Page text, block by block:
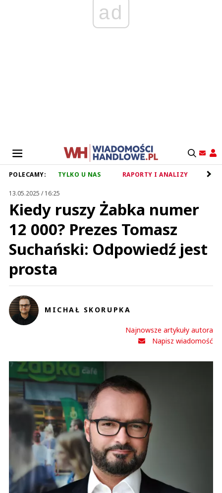
ad
POLECAMY: TYLKO U NAS RAPORTY I ANALIZY
13.05.2025 / 16:25
Kiedy ruszy Żabka numer
12 000? Prezes Tomasz
Suchański: Odpowiedź jest
prosta
MICHAŁ SKORUPKA
Najnowsze artykuły autora
Napisz wiadomość